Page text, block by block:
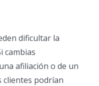
dificultar la
cambias
afiliación o de un
clientes podrían